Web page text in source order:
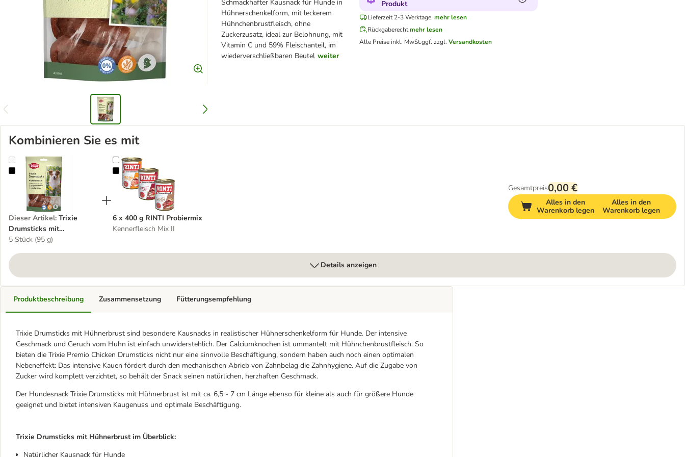
Schmackhafter Kausnack für Hunde in
Hühnerschenkelform, mit leckerem
Hühnchenbrustfleisch, ohne
Zuckerzusatz, ideal zur Belohnung, mit
Vitamin C und 59% Fleischanteil, im
wiederverschließbaren Beutel weiter
Produkt
Lieferzeit 2-3 Werktage. mehr lesen
Rückgaberecht mehr lesen
Alle Preise inkl. MwSt.ggf. zzgl. Versandkosten
Kombinieren Sie es mit
Trixie Drumsticks mit Hühnerbrust
Dieser Artikel: Trixie
Drumsticks mit
Hühnerbrust
5 Stück (95 g)
6 x 400 g RINTI Probiermix
6 x 400 g RINTI Probiermix
Kennerfleisch Mix II
Gesamtpreis0,00 €
Alles in den
Warenkorb legen
Alles in den
Warenkorb legen
Details anzeigen
Produktbeschreibung
Trixie Drumsticks mit Hühnerbrust sind besondere Kausnacks in realistischer Hühnerschenkelform für Hunde. Der intensive
Geschmack und Geruch vom Huhn ist einfach unwiderstehlich. Der Calciumknochen ist ummantelt mit Hühnchenbrustfleisch. So
bieten die Trixie Premio Chicken Drumsticks nicht nur eine sinnvolle Beschäftigung, sondern haben auch noch einen optimalen
Nebeneffekt: Das intensive Kauen fördert durch den mechanischen Abrieb von Zahnbelag die Zahnhygiene. Auf die Zugabe von
Zucker wird komplett verzichtet, so behält der Snack seinen natürlichen, herzhaften Geschmack.
Der Hundesnack Trixie Drumsticks mit Hühnerbrust ist mit ca. 6,5 - 7 cm Länge ebenso für kleine als auch für größere Hunde
geeignet und bietet intensiven Kaugenuss und optimale Beschäftigung.
Trixie Drumsticks mit Hühnerbrust im Überblick:
Natürlicher Kausnack für Hunde
Zusammensetzung Fütterungsempfehlung